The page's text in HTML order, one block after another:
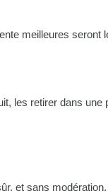
meilleures seront
les retirer dans une
et sans modération.